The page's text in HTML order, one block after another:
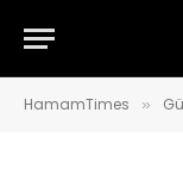
HamamTimes »